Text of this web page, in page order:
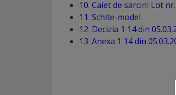
titlului
„Merite
10. Caiet de sarcini Lot
11. Schite-model
12. Decizia 1 14 din
13. Anexa 1 14 din